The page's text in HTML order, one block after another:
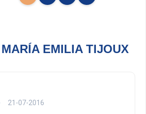
MARÍA EMILIA TIJOUX
21-07-2016